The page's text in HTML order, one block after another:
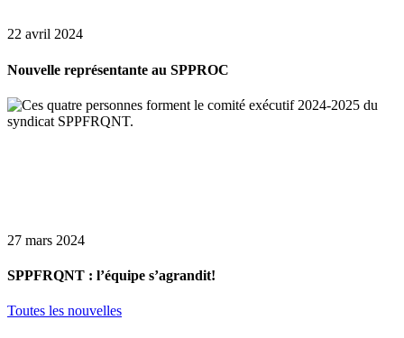
22 avril 2024
Nouvelle représentante au SPPROC
27 mars 2024
SPPFRQNT : l’équipe s’agrandit!
Toutes les nouvelles